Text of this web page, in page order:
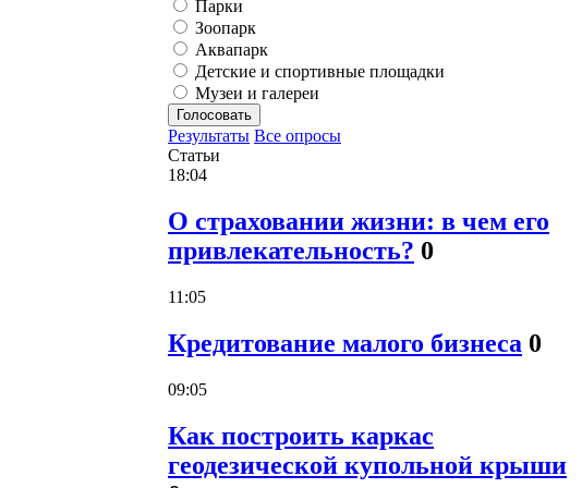
Парки
Зоопарк
Аквапарк
Детские и спортивные площадки
Музеи и галереи
Голосовать
Результаты Все опросы
Статьи
18:04
О страховании жизни: в чем его
привлекательность? 0
11:05
Кредитование малого бизнеса 0
09:05
Как построить каркас
геодезической купольной крыши